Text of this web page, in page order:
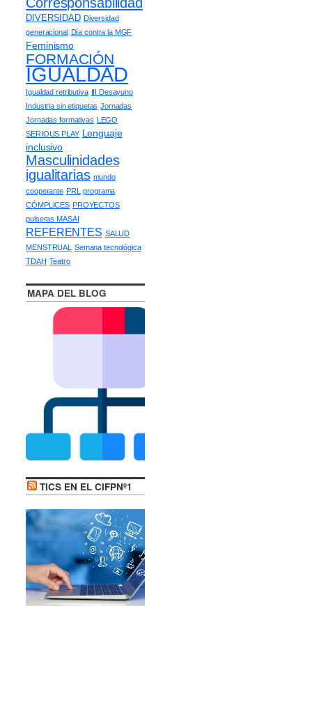
DIVERSIDAD Diversidad
generacional Día contra la MGF
Feminismo
FORMACIÓN
IGUALDAD
Igualdad retributiva III Desayuno
Industria sin etiquetas Jornadas
Jornadas formativas LEGO
SERIOUS PLAY Lenguaje
inclusivo
Masculinidades
igualitarias mundo
cooperante PRL
programa
CÓMPLICES PROYECTOS
pulseras MASAI
REFERENTES SALUD
MENSTRUAL
Semana tecnológica
TDAH Teatro
MAPA DEL BLOG
TICS EN EL CIFPNº1